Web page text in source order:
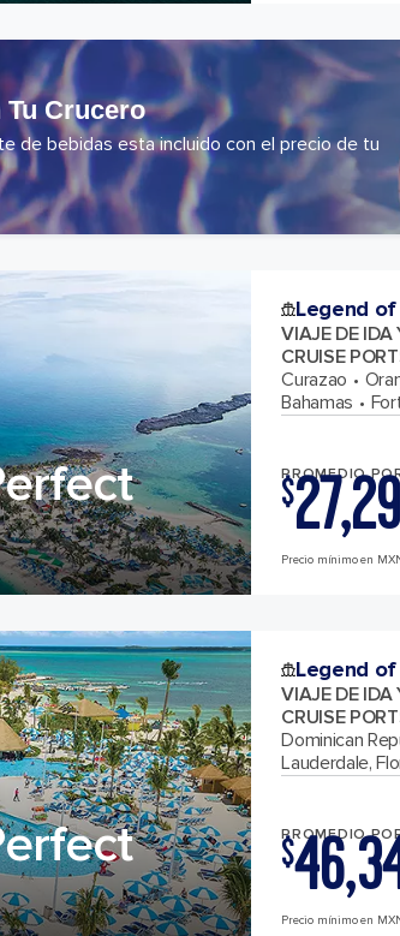
Crucero
de bebidas esta incluido con el precio de tu
Legend
VIAJE DE IDA
CRUISE
Curazao
Bahamas
PROMEDIO
$
Precio mínimo en
Legend
VIAJE DE IDA
CRUISE
Dominican
Lauderdale,
PROMEDIO
$
Precio mínimo en